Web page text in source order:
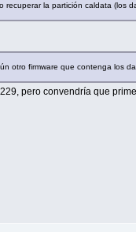
la partición caldata (los
otro firmware que contenga los
pero convendría que